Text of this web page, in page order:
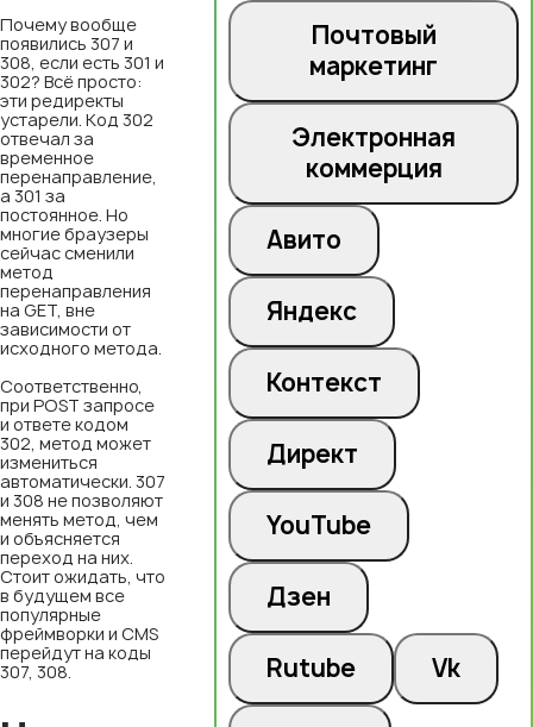
Почтовый
маркетинг
Электронная
коммерция
Авито
Яндекс
Контекст
Директ
YouTube
Дзен
Rutube Vk
Почему вообще
появились 307 и
308, если есть 301 и
302? Всё просто:
эти редиректы
устарели. Код 302
отвечал за
временное
перенаправление,
а 301 за
постоянное. Но
многие браузеры
сейчас сменили
метод
перенаправления
на GET, вне
зависимости от
исходного метода.
Соответственно,
при POST запросе
и ответе кодом
302, метод может
измениться
автоматически. 307
и 308 не позволяют
менять метод, чем
и объясняется
переход на них.
Стоит ожидать, что
в будущем все
популярные
фреймворки и CMS
перейдут на коды
307, 308.